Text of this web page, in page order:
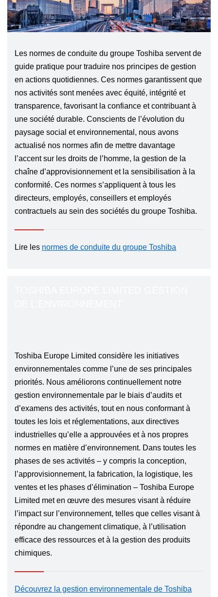
Les normes de conduite du groupe Toshiba servent de
guide pratique pour traduire nos principes de gestion
en actions quotidiennes. Ces normes garantissent que
nos activités sont menées avec équité, intégrité et
transparence, favorisant la confiance et contribuant à
une société durable. Conscients de l’évolution du
paysage social et environnemental, nous avons
actualisé nos normes afin de mettre davantage
l’accent sur les droits de l’homme, la gestion de la
chaîne d’approvisionnement et la sensibilisation à la
conformité. Ces normes s’appliquent à tous les
directeurs, employés, conseillers et employés
contractuels au sein des sociétés du groupe Toshiba.
Lire les normes de conduite du groupe Toshiba
Toshiba Europe Limited considère les initiatives
environnementales comme l’une de ses principales
priorités. Nous améliorons continuellement notre
gestion environnementale par le biais d’audits et
d’examens des activités, tout en nous conformant à
toutes les lois et réglementations, aux directives
industrielles qu’elle a approuvées et à nos propres
normes en matière d’environnement. Dans toutes les
phases de ses activités – y compris la conception,
l’approvisionnement, la fabrication, la logistique, les
ventes et les phases d’élimination – Toshiba Europe
Limited met en œuvre des mesures visant à réduire
l’impact sur l’environnement, telles que celles visant à
répondre au changement climatique, à l’utilisation
efficace des ressources et à la gestion des produits
chimiques.
Découvrez la gestion environnementale de Toshiba